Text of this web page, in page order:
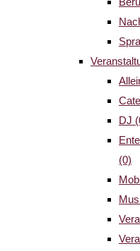
DJ
(0)